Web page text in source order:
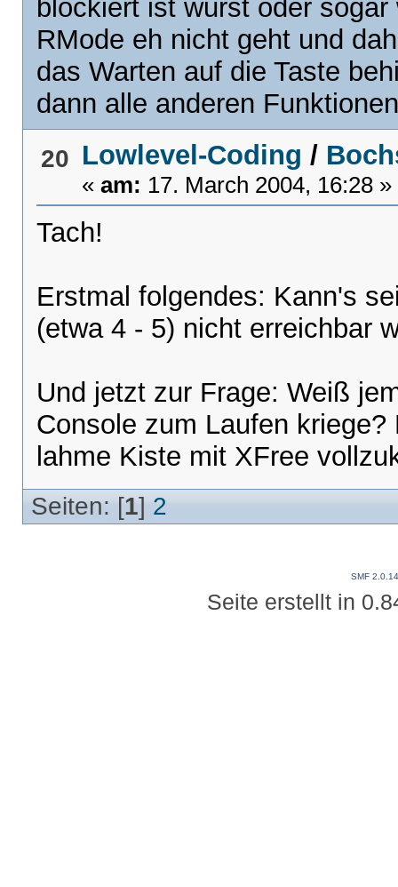
blockiert ist wurst oder
RMode eh nicht geht und
das Warten auf die Taste
dann alle anderen
20 Lowlevel-Coding /
«am: 17. March 2004, 16:28 »
Tach!
Erstmal folgendes: Kann's
(etwa 4 - 5) nicht erreichbar
Und jetzt zur Frage: Weiß
Console zum Laufen
lahme Kiste mit XFree
Seiten: [1] 2
SMF 2.0.14
Seite erstellt in